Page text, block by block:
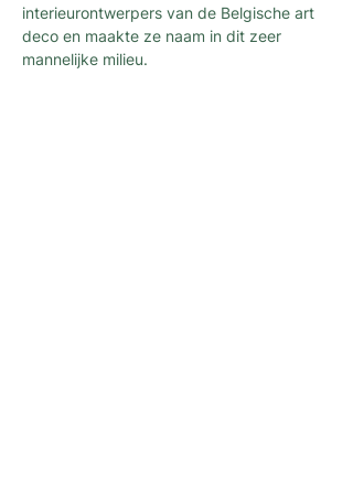
interieurontwerpers van de Belgische art
deco en maakte ze naam in dit zeer
mannelijke milieu.